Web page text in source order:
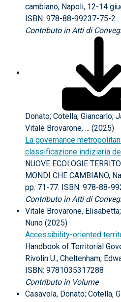
cambiano, Napoli, 12-14
ISBN: 978-88-99237-75-2
Contributo in Atti di
Donato; Cotella, Giancarlo;
Vitale Brovarone, ... (2025)
La governance
classificazione indiziaria
NUOVE ECOLOGIE
MONDI CHE CAMBIANO,
pp. 71-77. ISBN: 978-88-
Contributo in Atti di
Vitale Brovarone,
Nuno (2025)
Accessibility-oriented
Handbook of Territorial
Rivolin U., Cheltenham,
ISBN: 9781035317288
Contributo in Volume
Casavola, Donato; Cotella,